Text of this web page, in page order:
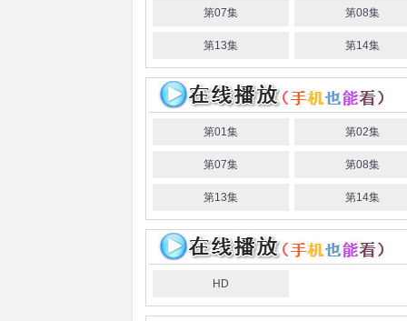
第07集 第08集
第13集 第14集
第01集 第02集
第07集 第08集
第13集 第14集
HD